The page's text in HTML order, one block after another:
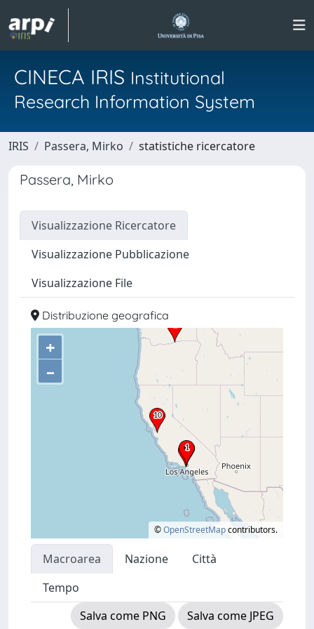
CINECA IRIS Institutional
Research Information System
IRIS Passera, Mirko statistiche ricercatore
Passera, Mirko
Visualizzazione Ricercatore
Visualizzazione Pubblicazione
Visualizzazione File
Distribuzione geografica
+
–
©OpenStreetMapcontributors.
Macroarea Nazione
Città
Tempo
Salva come PNG
Salva come JPEG